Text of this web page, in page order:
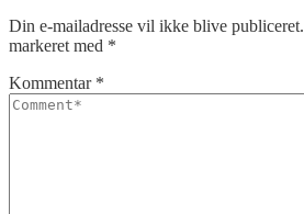
Din e-mailadresse vil ikke blive publiceret.
markeret med *
Kommentar *